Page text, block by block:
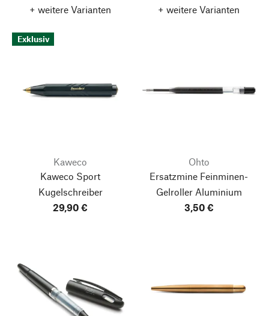
+ weitere Varianten
+ weitere Varianten
Exklusiv
Kaweco
Kaweco Sport
Kugelschreiber
29,90 €
Ohto
Ersatzmine Feinminen-
Gelroller Aluminium
3,50 €